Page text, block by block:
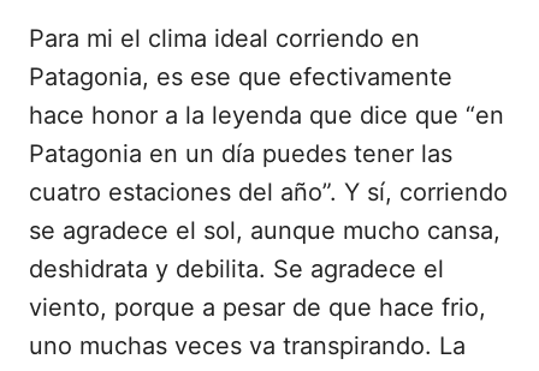
Para mi el clima ideal corriendo en
Patagonia, es ese que efectivamente
hace honor a la leyenda que dice que “en
Patagonia en un día puedes tener las
cuatro estaciones del año”. Y sí, corriendo
se agradece el sol, aunque mucho cansa,
deshidrata y debilita. Se agradece el
viento, porque a pesar de que hace frio,
uno muchas veces va transpirando. La